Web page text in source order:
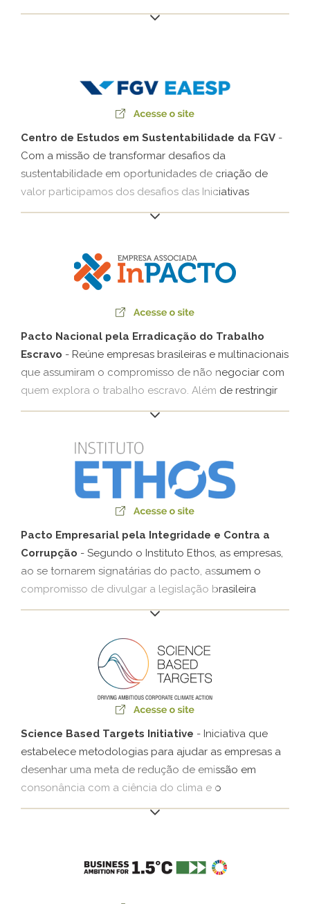
empresariais na agenda da integridade, com foco
Centro de Estudos em Sustentabilidade da FGV -
Com a missão de transformar desafios da
sustentabilidade em oportunidades de criação de
valor participamos dos desafios das Iniciativas
Empresariais do FGVces, que congregam as agendas
(IDLocal), entre outras. Nossa participação desde
2009 tem objetivo de articular com as lideranças
Klabin desde 2013 no IDLocal tem como propósito a
troca de experiência e a construção de diretrizes para
o desenvolvimento local.
Pacto Nacional pela Erradicação do Trabalho
Escravo - Reúne empresas brasileiras e multinacionais
que assumiram o compromisso de não negociar com
quem explora o trabalho escravo. Além de restringir
economicamente os empregadores que cometem
decente, a integração social dos trabalhadores em
situação de vulnerabilidade e o combate ao
aliciamento. As empresas que são signatárias da
iniciativa participam do processo de monitoramento
do Pacto e têm o compromisso de tornar públicos os
resultados de seus esforços para banir o trabalho
escravo.
Pacto Empresarial pela Integridade e Contra a
Corrupção - Segundo o Instituto Ethos, as empresas,
ao se tornarem signatárias do pacto, assumem o
compromisso de divulgar a legislação brasileira
anticorrupção para seus funcionários e stakeholders,
disso, elas se comprometem a vedar qualquer forma
de suborno, trabalhar pela legalidade e transparência
nas contribuições a campanhas políticas e primar
pela transparência de informações e colaboração em
investigações, quando necessário.
Science Based Targets Initiative - Iniciativa que
estabelece metodologias para ajudar as empresas a
desenhar uma meta de redução de emissão em
consonância com a ciência do clima e o
desenvolvimento econômico sustentável. A Klabin foi